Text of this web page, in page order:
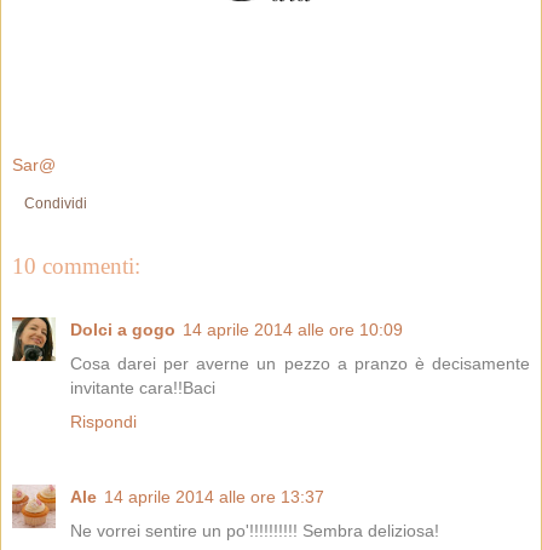
Sar@
Condividi
10 commenti:
Dolci a gogo 14 aprile 2014 alle ore 10:09
Cosa darei per averne un pezzo a pranzo è decisamente
invitante cara!!Baci
Rispondi
Ale 14 aprile 2014 alle ore 13:37
Ne vorrei sentire un po'!!!!!!!!!! Sembra deliziosa!